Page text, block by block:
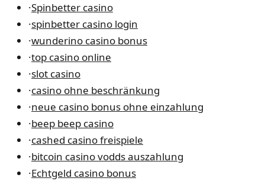
·Spinbetter casino
·spinbetter casino login
·wunderino casino bonus
·top casino online
·slot casino
·casino ohne beschränkung
·neue casino bonus ohne einzahlung
·beep beep casino
·cashed casino freispiele
·bitcoin casino vodds auszahlung
·Echtgeld casino bonus